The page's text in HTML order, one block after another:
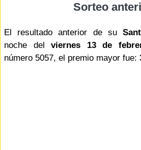
Sorteo
El resultado anterior de su
noche delviernes 13 de
número 5057, el premio mayor fue: